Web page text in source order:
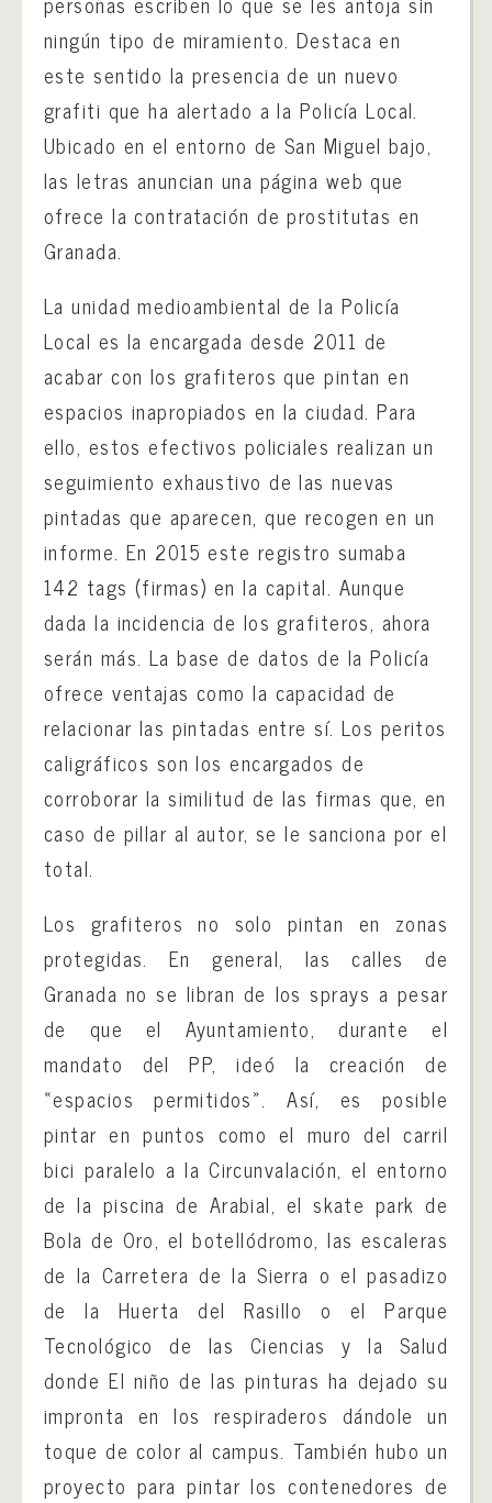
ningún tipo de miramiento. Destaca en
este sentido la presencia de un nuevo
grafiti que ha alertado a la Policía Local.
Ubicado en el entorno de San Miguel bajo,
las letras anuncian una página web que
ofrece la contratación de prostitutas en
Granada.
La unidad medioambiental de la Policía
Local es la encargada desde 2011 de
acabar con los grafiteros que pintan en
espacios inapropiados en la ciudad. Para
ello, estos efectivos policiales realizan un
seguimiento exhaustivo de las nuevas
pintadas que aparecen, que recogen en un
informe. En 2015 este registro sumaba
142 tags (firmas) en la capital. Aunque
dada la incidencia de los grafiteros, ahora
serán más. La base de datos de la Policía
ofrece ventajas como la capacidad de
relacionar las pintadas entre sí. Los peritos
caligráficos son los encargados de
corroborar la similitud de las firmas que, en
caso de pillar al autor, se le sanciona por el
total.
Los grafiteros no solo pintan en zonas
protegidas. En general, las calles de
Granada no se libran de los sprays a pesar
de que el Ayuntamiento, durante el
mandato del PP, ideó la creación de
«espacios permitidos». Así, es posible
pintar en puntos como el muro del carril
bici paralelo a la Circunvalación, el entorno
de la piscina de Arabial, el skate park de
Bola de Oro, el botellódromo, las escaleras
de la Carretera de la Sierra o el pasadizo
de la Huerta del Rasillo o el Parque
Tecnológico de las Ciencias y la Salud
donde El niño de las pinturas ha dejado su
impronta en los respiraderos dándole un
toque de color al campus. También hubo un
proyecto para pintar los contenedores de